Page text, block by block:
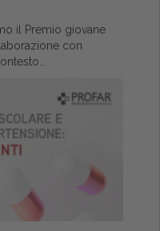
il Premio giovane
con